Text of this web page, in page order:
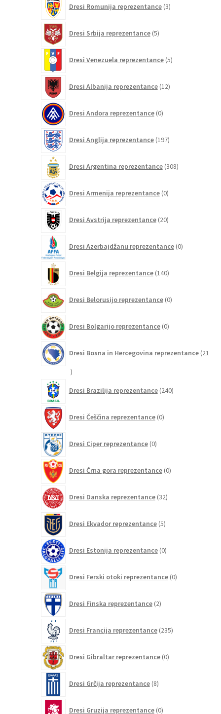
Dresi Romunija reprezentance 3izdelki
Dresi Srbija reprezentance 5izdelkov
Dresi Venezuela reprezentance 5izdelkov
Dresi Albanija reprezentance 12izdelkov
Dresi Andora reprezentance 0izdelkov
Dresi Anglija reprezentance 197izdelkov
Dresi Argentina reprezentance 308izdelkov
Dresi Armenija reprezentance 0izdelkov
Dresi Avstrija reprezentance 20izdelkov
Dresi Azerbajdžanu reprezentance 0izdelkov
Dresi Belgija reprezentance 140izdelkov
Dresi Belorusijo reprezentance 0izdelkov
Dresi Bolgarijo reprezentance 0izdelkov
Dresi Bosna in Hercegovina reprezentance 21
21
Dresi Brazilija reprezentance 240izdelkov
Dresi Češčina reprezentance 0izdelkov
Dresi Ciper reprezentance 0izdelkov
Dresi Črna gora reprezentance 0izdelkov
Dresi Danska reprezentance 32izdelkov
Dresi Ekvador reprezentance 5izdelkov
Dresi Estonija reprezentance 0izdelkov
Dresi Ferski otoki reprezentance 0izdelkov
Dresi Finska reprezentance 2izdelka
Dresi Francija reprezentance 235izdelkov
Dresi Gibraltar reprezentance 0izdelkov
Dresi Grčija reprezentance 8izdelkov
Dresi Gruzija reprezentance 0